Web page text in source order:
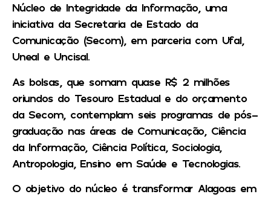
Núcleo de Integridade da Informação, uma
iniciativa da Secretaria de Estado da
Comunicação (Secom), em parceria com Ufal,
Uneal e Uncisal.
As bolsas, que somam quase R$ 2 milhões
oriundos do Tesouro Estadual e do orçamento
da Secom, contemplam seis programas de pós-
graduação nas áreas de Comunicação, Ciência
da Informação, Ciência Política, Sociologia,
Antropologia, Ensino em Saúde e Tecnologias.
O objetivo do núcleo é transformar Alagoas em